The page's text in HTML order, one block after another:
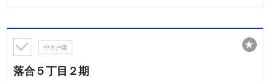
中古戸建
落合５丁目２期
★